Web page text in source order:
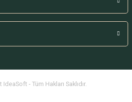
- Tüm Hakları Saklıdır.